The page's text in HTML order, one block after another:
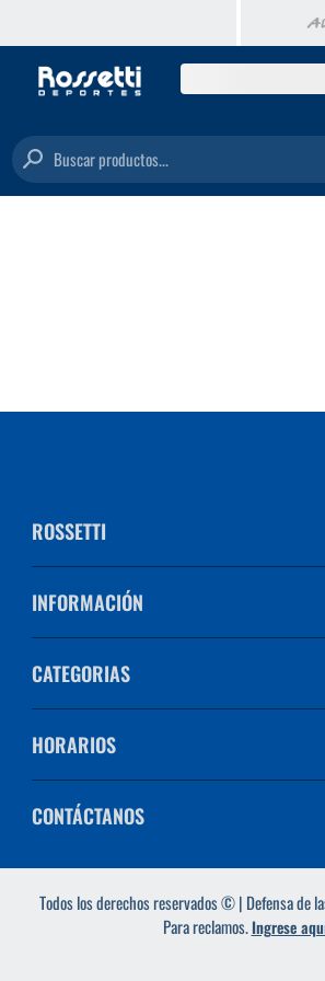
Buscar productos...
ROSSETTI
INFORMACIÓN
CATEGORIAS
HORARIOS
CONTÁCTANOS
Todos los derechos reservados © | Defensa de
Para reclamos.Ingrese